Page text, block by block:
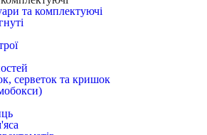
та комплектуючі
серветок та кришок